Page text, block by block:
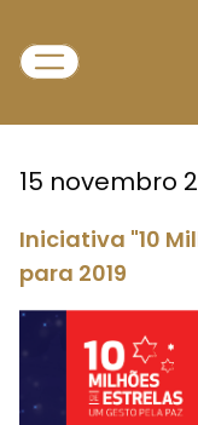
15 novembro
Iniciativa "10
para 2019